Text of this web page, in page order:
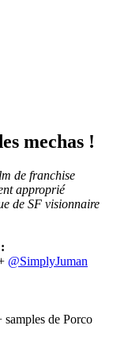
mechas !
de franchise
approprié
de SF visionnaire
@SimplyJuman
de Porco